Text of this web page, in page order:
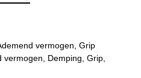
vermogen, Grip
Demping, Grip,